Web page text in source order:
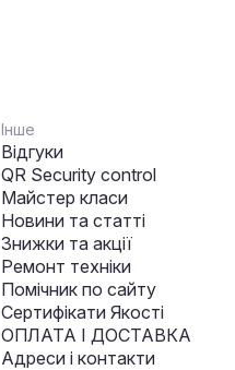
Інше
Відгуки
QR Security control
Майстер класи
Новини та статті
Знижки та акції
Ремонт техніки
Помічник по сайту
Сертифікати Якості
ОПЛАТА І ДОСТАВКА
Адреси і контакти